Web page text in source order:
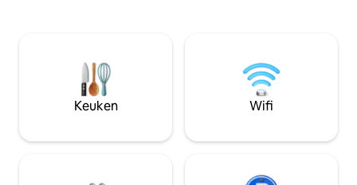
van Herodes Atticus (Herodion
openluchttheater). De tempel van
Olympion Zeus ligt op minder dan 500
meter van het appartement.
ligstoelen en
het zwembad. Tegen een kleine
vergoeding kunt
ontbijt bij het
Keuken Wifi